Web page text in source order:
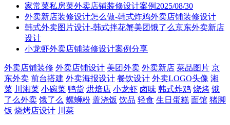
家常菜私房菜外卖店铺装修设计案例2025/08/30
外卖新店装修设计怎么做-韩式炸鸡外卖店铺装修设计
韩式外卖图片设计-韩式拌花蟹美团饿了么京东外卖新店
设计
小龙虾外卖店铺装修设计案例分享
外卖店铺装修 外卖店铺设计 美团外卖 外卖新店 菜品图片 京
东外卖 前台搭建 外卖海报设计 餐饮设计 外卖LOGO头像 湘
菜 川湘菜 小碗菜 鸭货 烘焙店 小龙虾 卤味 韩式炸鸡 烧烤 饿
了么外卖 饿了么 螺蛳粉 盖浇饭 饮品 轻食 生日蛋糕 面馆 猪脚
饭 烧烤店设计 川菜